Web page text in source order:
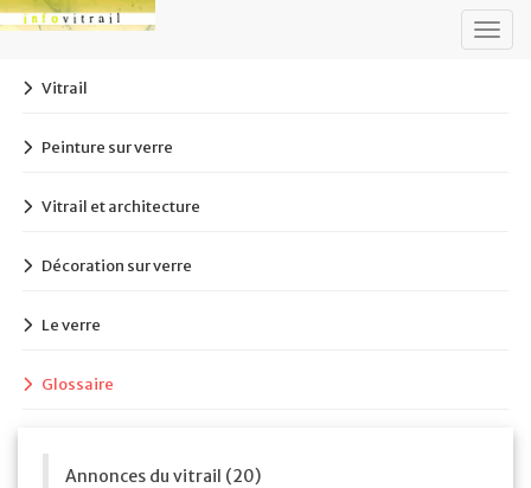
Vitrail
Peinture sur verre
Vitrail et architecture
Décoration sur verre
Le verre
Glossaire
Annonces du vitrail (20)